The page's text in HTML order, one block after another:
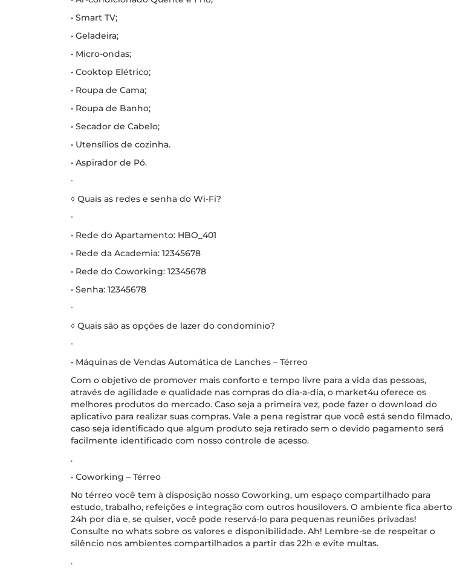
• Smart TV;
• Geladeira;
• Micro-ondas;
• Cooktop Elétrico;
• Roupa de Cama;
• Roupa de Banho;
• Secador de Cabelo;
• Utensílios de cozinha.
• Aspirador de Pó.
∙
◊ Quais as redes e senha do Wi-Fi?
∙
• Rede do Apartamento: HBO_401
• Rede da Academia: 12345678
• Rede do Coworking: 12345678
• Senha: 12345678
∙
◊ Quais são as opções de lazer do condomínio?
∙
• Máquinas de Vendas Automática de Lanches – Térreo
Com o objetivo de promover mais conforto e tempo livre para a vida das pessoas,
através de agilidade e qualidade nas compras do dia-a-dia, o market4u oferece os
melhores produtos do mercado. Caso seja a primeira vez, pode fazer o download do
aplicativo para realizar suas compras. Vale a pena registrar que você está sendo filmado,
caso seja identificado que algum produto seja retirado sem o devido pagamento será
facilmente identificado com nosso controle de acesso.
.
• Coworking – Térreo
No térreo você tem à disposição nosso Coworking, um espaço compartilhado para
estudo, trabalho, refeições e integração com outros housilovers. O ambiente fica aberto
24h por dia e, se quiser, você pode reservá-lo para pequenas reuniões privadas!
Consulte no whats sobre os valores e disponibilidade. Ah! Lembre-se de respeitar o
silêncio nos ambientes compartilhados a partir das 22h e evite multas.
.